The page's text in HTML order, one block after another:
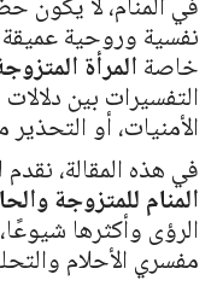
نفسية وروحية عميقة
خاصةالمرأة
التفسيرات بين
الأمنيات، أو
في هذه المقالة،
المنام للمتزوجة
الرؤى وأكثرها
مفسري الأحلام